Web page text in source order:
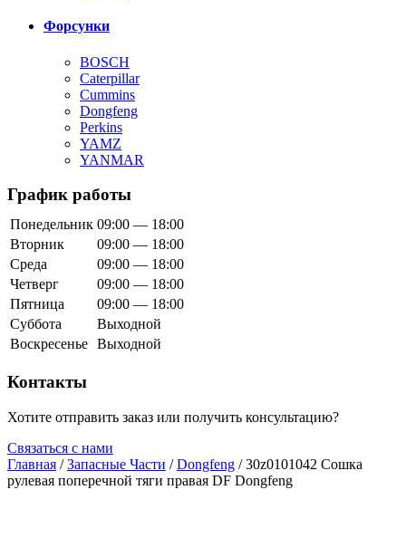
Форсунки
BOSCH
Caterpillar
Cummins
Dongfeng
Perkins
YAMZ
YANMAR
График работы
Понедельник 09:00 — 18:00
Вторник
09:00 — 18:00
Среда
09:00 — 18:00
Четверг
09:00 — 18:00
Пятница
09:00 — 18:00
Суббота
Выходной
Воскресенье Выходной
Контакты
Хотите отправить заказ или получить консультацию?
Связаться с нами
Главная /Запасные Части /Dongfeng / 30z0101042 Сошка
рулевая поперечной тяги правая DF Dongfeng